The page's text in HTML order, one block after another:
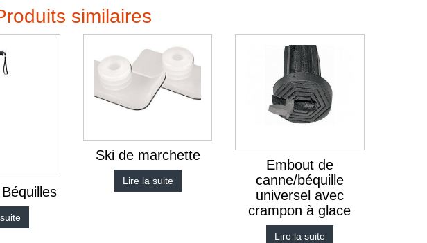
similaires
Ski de marchette
Lire la suite
Embout de
canne/béquille
universel avec
crampon à glace
Lire la suite